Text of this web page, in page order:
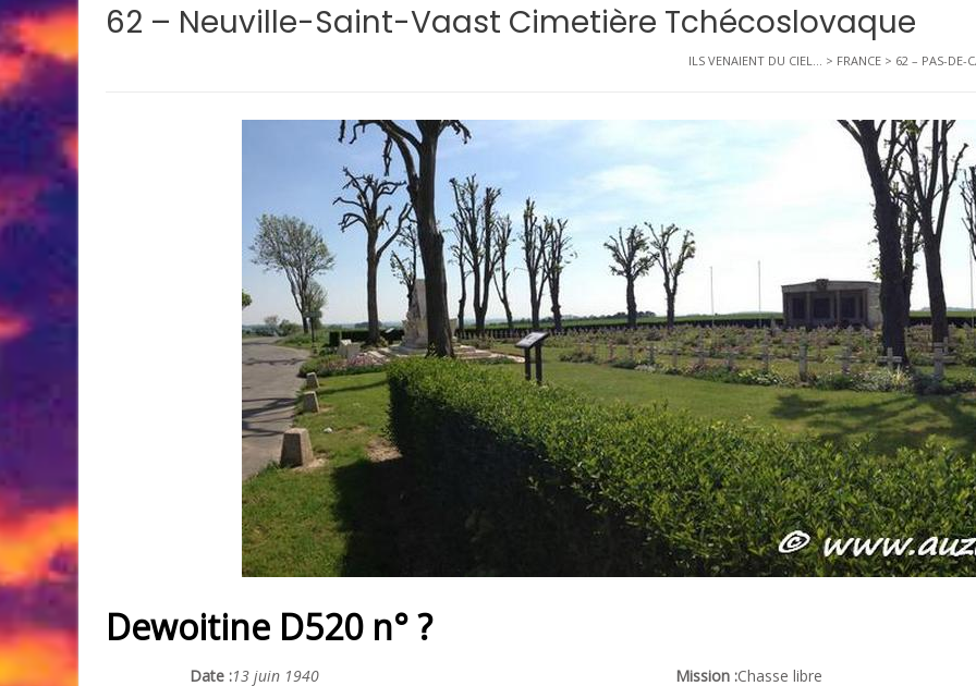
62 – Neuville-Saint-Vaast Cimetière Tchécoslovaque
ILS VENAIENT DU CIEL... > FRANCE > 62 – PAS-DE-
Dewoitine D520 n° ?
Date :13 juin 1940 Mission :Chasse libre